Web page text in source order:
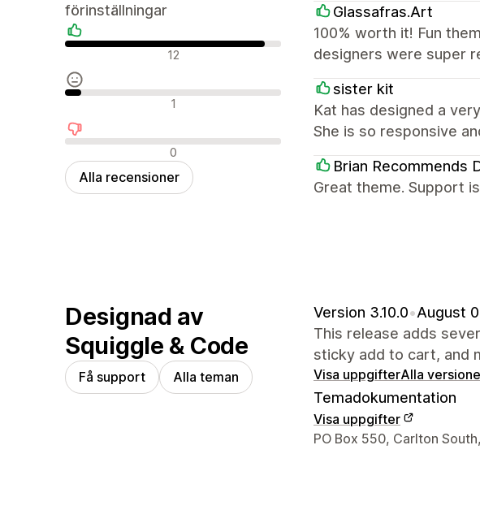
förinställningar
Positiva recensioner
12
Neutrala recensioner
1
Negativa recensioner
0
Alla recensioner
Glassafras.Art
100% worth it! Fun
designers were super
sister kit
Kat has designed a
She is so responsive
Brian Recommends
Great theme. Support
Designad av
Squiggle & Code
Få support Alla teman
Version 3.10.0•August
This release adds
sticky add to cart, and
Visa uppgifterAlla
Temadokumentation
Visa uppgifter
Designerns kontaktuppgifter
PO Box 550, Carlton